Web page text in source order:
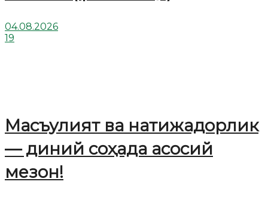
04.08.2026
19
Масъулият ва натижадорлик
— диний соҳада асосий
мезон!